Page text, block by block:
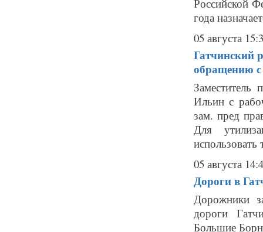
Российской
года
05 августа
Гатчинский
обращению с
Заместитель
Ильин с
зам. пред
Для
использовать
05 августа
Дороги в
Дорожники
дороги
Большие